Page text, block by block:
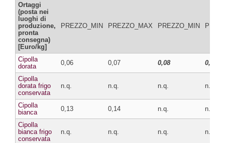
Ortaggi
(posta nei
luoghi di
produzione,
pronta
consegna)
[Euro/kg]
PREZZO_MIN PREZZO_MAX PREZZO_MIN
Cipolla
dorata
0,06 0,07 0,08 0,10
Cipolla
dorata frigo
conservata
n.q. n.q. n.q. n.q.
Cipolla
bianca
0,13 0,14 n.q. n.q.
Cipolla
bianca frigo
conservata
n.q. n.q. n.q. n.q.